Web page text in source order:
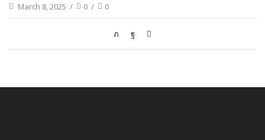
March 8, 2025 / 0 / 0